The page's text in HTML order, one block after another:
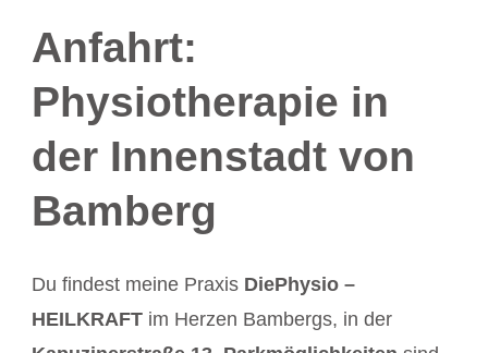
Anfahrt:
Physiotherapie in
der Innenstadt von
Bamberg
Du findest meine Praxis DiePhysio –
HEILKRAFT im Herzen Bambergs, in der